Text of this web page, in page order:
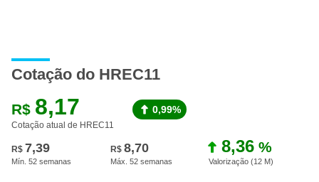
Cotação do HREC11
R$ 8,17
Cotação atual de HREC11
0,99%
R$ 7,39
Mín. 52 semanas
R$ 8,70
Máx. 52 semanas
8,36 %
Valorização (12 M)